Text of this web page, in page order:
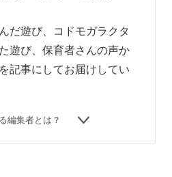
だ遊び、コドモガラクタ
遊び、 保育者さんの声か
記事にしてお届けしてい
編集者とは？